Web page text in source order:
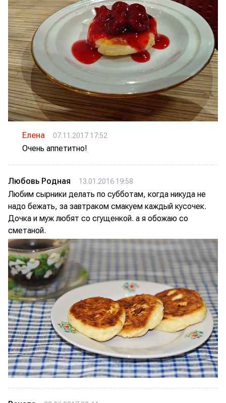
Елена 07.11.2017 17:52
Очень аппетитно!
Любовь Родная 13.01.2016 19:58
Любим сырники делать по субботам, когда никуда не
надо бежать, за завтраком смакуем каждый кусочек.
Дочка и муж любят со сгущенкой. а я обожаю со
сметаной.